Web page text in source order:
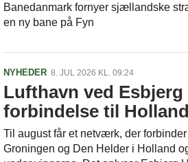
Banedanmark fornyer sjællandske
en ny bane på Fyn
NYHEDER 8. JUL 2026 KL. 09:24
Lufthavn ved Esbjerg
forbindelse til
Til august får et netværk, der
Groningen og Den Helder i Holland